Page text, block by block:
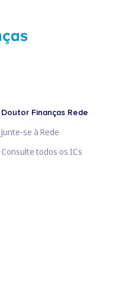
Doutor Finanças Rede
Junte-se à Rede
Consulte todos os ICs